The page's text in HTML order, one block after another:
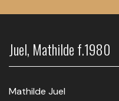
Juel, Mathilde f.1980
Mathilde Juel